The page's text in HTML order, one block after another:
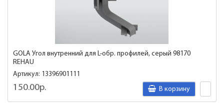
GOLA Угол внутренний для L-обр. профилей, серый 98170
REHAU
Артикул: 13396901111
150.00р. В корзину